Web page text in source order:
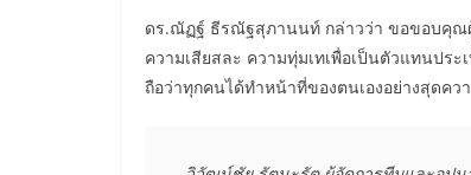
ดร.ณัฏฐ์ ธีรณัฐสุภานนท์ กล่าวว่า ขอขอบคุณ
ความเสียสละ ความทุ่มเทเพื่อเป็นตัวแทนปร
ถือว่าทุกคนได้ทำหน้าที่ของตนเองอย่างสุดค